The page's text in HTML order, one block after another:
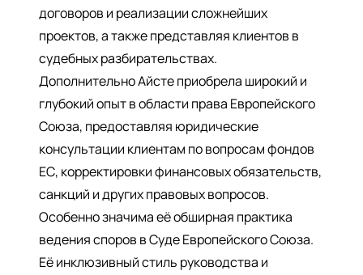
договоров и реализации сложнейших
проектов, а также представляя клиентов в
судебных разбирательствах.
Дополнительно Айсте приобрела широкий и
глубокий опыт в области права Европейского
Союза, предоставляя юридические
консультации клиентам по вопросам фондов
ЕС, корректировки финансовых обязательств,
санкций и других правовых вопросов.
Особенно значима её обширная практика
ведения споров в Суде Европейского Союза.
Её инклюзивный стиль руководства и